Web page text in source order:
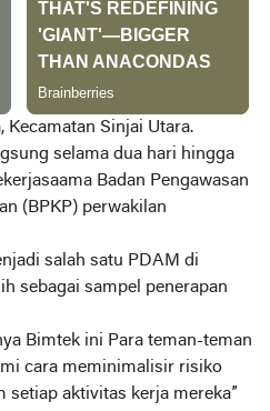
Kecamatan Sinjai Utara.
selama dua hari hingga
Badan Pengawasan
(BPKP) perwakilan
salah satu PDAM di
sebagai sampel penerapan
Bimtek ini Para teman-teman
cara meminimalisir risiko
aktivitas kerja mereka”